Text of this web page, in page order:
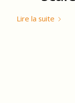
Lire la suite